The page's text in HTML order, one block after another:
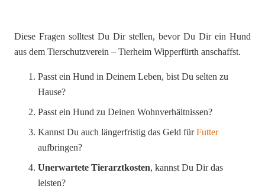
Diese Fragen solltest Du Dir stellen, bevor Du Dir ein Hund
aus dem Tierschutzverein – Tierheim Wipperfürth anschaffst.
Passt ein Hund in Deinem Leben, bist Du selten zu
Hause?
Passt ein Hund zu Deinen Wohnverhältnissen?
Kannst Du auch längerfristig das Geld fürFutter
aufbringen?
Unerwartete Tierarztkosten, kannst Du Dir das
leisten?